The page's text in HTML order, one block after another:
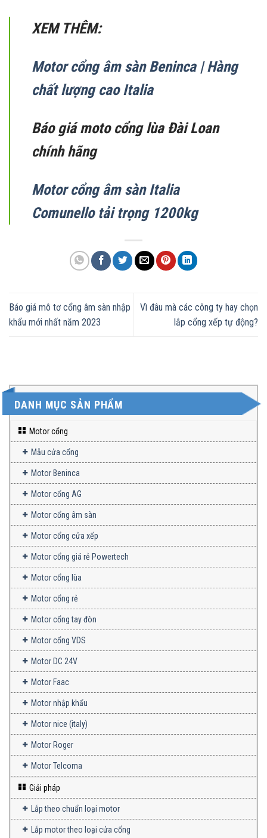
XEM THÊM:
Motor cổng âm sàn Beninca | Hàng
chất lượng cao Italia
Báo giá moto cổng lùa Đài Loan
chính hãng
Motor cổng âm sàn Italia
Comunello tải trọng 1200kg
Báo giá mô tơ cổng âm sàn nhập
khẩu mới nhất năm 2023
Vì đâu mà các công ty hay chọn
lắp cổng xếp tự động?
DANH MỤC SẢN PHẨM
Motor cổng
Mẫu cửa cổng
Motor Beninca
Motor cổng AG
Motor cổng âm sàn
Motor cổng cửa xếp
Motor cổng giá rẻ Powertech
Motor cổng lùa
Motor cổng rẻ
Motor cổng tay đòn
Motor cổng VDS
Motor DC 24V
Motor Faac
Motor nhập khẩu
Motor nice (italy)
Motor Roger
Motor Telcoma
Giải pháp
Lắp theo chuẩn loại motor
Lắp motor theo loại cửa cổng